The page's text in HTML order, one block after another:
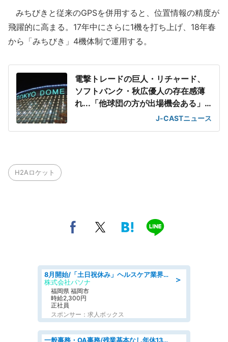
みちびきと従来のGPSを併用すると、位置情報の精度が
飛躍的に高まる。17年中にさらに1機を打ち上げ、18年春
から「みちびき」4機体制で運用する。
電撃トレードの巨人・リチャード、
ソフトバンク・秋広優人の存在感薄
れ...「他球団の方が出場機会ある」
J-CASTニュース
H2Aロケット
＞
8月開始/「土日祝休み」ヘルスケア業界の産業保健師/高時給/未経験OK/要資格:保健師、正看護師
株式会社パソナ
福岡県 福岡市
時給2,300円
正社員
スポンサー：求人ボックス
一般事務・OA事務/残業基本なし年休130日社保完備の一般・調達事務